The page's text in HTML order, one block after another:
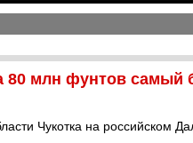
80 млн фунтов самый
Чукотка на российском